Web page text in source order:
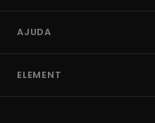
AJUDA
ELEMENT